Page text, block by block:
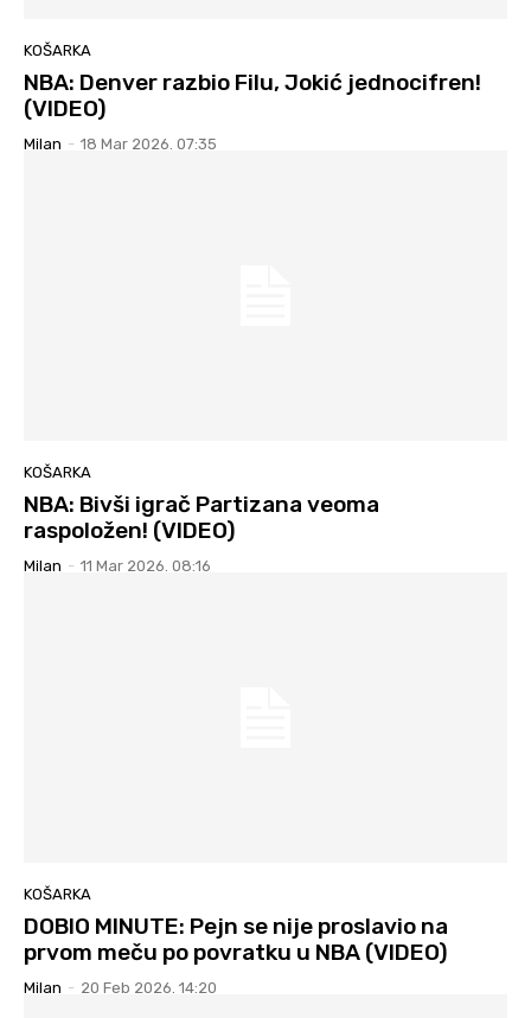
KOŠARKA
NBA: Denver razbio Filu, Jokić jednocifren!
(VIDEO)
Milan - 18 Mar 2026. 07:35
KOŠARKA
NBA: Bivši igrač Partizana veoma
raspoložen! (VIDEO)
Milan - 11 Mar 2026. 08:16
KOŠARKA
DOBIO MINUTE: Pejn se nije proslavio na
prvom meču po povratku u NBA (VIDEO)
Milan - 20 Feb 2026. 14:20